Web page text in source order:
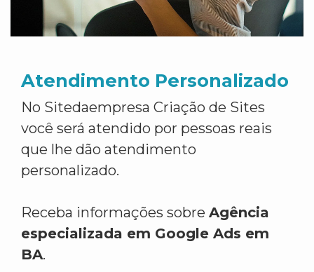
Atendimento Personalizado
No Sitedaempresa Criação de Sites
você será atendido por pessoas reais
que lhe dão atendimento
personalizado.
Receba informações sobre Agência
especializada em Google Ads em
BA.